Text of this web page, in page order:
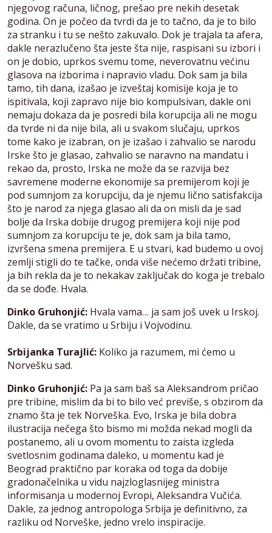
njegovog računa, ličnog, prešao pre nekih desetak
godina. On je počeo da tvrdi da je to tačno, da je to bilo
za stranku i tu se nešto zakuvalo. Dok je trajala ta afera,
dakle nerazlučeno šta jeste šta nije, raspisani su izbori i
on je dobio, uprkos svemu tome, neverovatnu većinu
glasova na izborima i napravio vladu. Dok sam ja bila
tamo, tih dana, izašao je izveštaj komisije koja je to
ispitivala, koji zapravo nije bio kompulsivan, dakle oni
nemaju dokaza da je posredi bila korupcija ali ne mogu
da tvrde ni da nije bila, ali u svakom slučaju, uprkos
tome kako je izabran, on je izašao i zahvalio se narodu
Irske što je glasao, zahvalio se naravno na mandatu i
rekao da, prosto, Irska ne može da se razvija bez
savremene moderne ekonomije sa premijerom koji je
pod sumnjom za korupciju, da je njemu lično satisfakcija
što je narod za njega glasao ali da on misli da je sad
bolje da Irska dobije drugog premijera koji nije pod
sumnjom za korupciju te je, dok sam ja bila tamo,
izvršena smena premijera. E u stvari, kad budemo u ovoj
zemlji stigli do te tačke, onda više nećemo držati tribine,
ja bih rekla da je to nekakav zaključak do koga je trebalo
da se dođe. Hvala.
Dinko Gruhonjić: Hvala vama… ja sam još uvek u Irskoj.
Dakle, da se vratimo u Srbiju i Vojvodinu.
Srbijanka Turajlić: Koliko ja razumem, mi ćemo u
Norvešku sad.
Dinko Gruhonjić: Pa ja sam baš sa Aleksandrom pričao
pre tribine, mislim da bi to bilo već previše, s obzirom da
znamo šta je tek Norveška. Evo, Irska je bila dobra
ilustracija nečega što bismo mi možda nekad mogli da
postanemo, ali u ovom momentu to zaista izgleda
svetlosnim godinama daleko, u momentu kad je
Beograd praktično par koraka od toga da dobije
gradonačelnika u vidu najzloglasnijeg ministra
informisanja u modernoj Evropi, Aleksandra Vučića.
Dakle, za jednog antropologa Srbija je definitivno, za
razliku od Norveške, jedno vrelo inspiracije.